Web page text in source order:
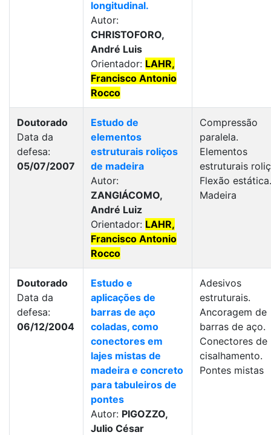
longitudinal.
Autor:
CHRISTOFORO,
André Luis
Orientador: LAHR,
Francisco Antonio
Rocco
Doutorado
Data da
defesa:
05/07/2007
Estudo de
elementos
estruturais roliços
de madeira
Autor:
ZANGIÁCOMO,
André Luiz
Orientador: LAHR,
Francisco Antonio
Rocco
Compressão
paralela.
Elementos
estruturais
Flexão estática.
Madeira
Doutorado
Data da
defesa:
06/12/2004
Estudo e
aplicações de
barras de aço
coladas, como
conectores em
lajes mistas de
madeira e concreto
para tabuleiros de
pontes
Autor: PIGOZZO,
Julio César
Adesivos
estruturais.
Ancoragem de
barras de aço.
Conectores de
cisalhamento.
Pontes mistas